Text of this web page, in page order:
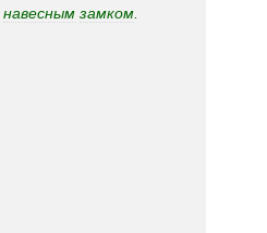
навесным замком